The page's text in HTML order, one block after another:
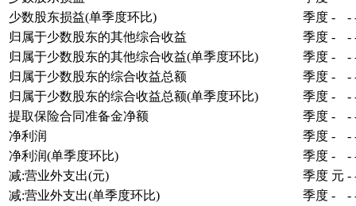
少数股东损益(单季度环比)
季度 - -
归属于少数股东的其他综合收益
季度 - -
归属于少数股东的其他综合收益(单季度环比)
季度 - -
归属于少数股东的综合收益总额
季度 - -
归属于少数股东的综合收益总额(单季度环比)
季度 - -
提取保险合同准备金净额
季度 - -
净利润
季度 - -
净利润(单季度环比)
季度 - -
减:营业外支出(元)
季度 元 -
减:营业外支出(单季度环比)
季度 - -